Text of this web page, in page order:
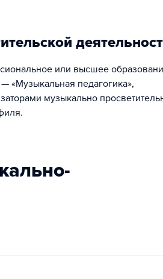
или высшее
«Музыкальная педагогика»,
музыкально